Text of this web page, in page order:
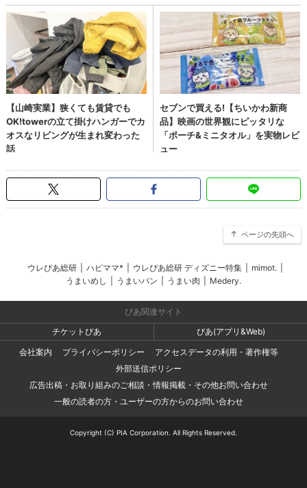
ページの先頭へ
ウレぴあ総研 ハピママ* ウレぴあ総研 ディズニー特集 mimot.
うまいめし
うまいパン うまい肉 Medery.
ぴあ関連サイト
チケットぴあ
ぴあ(アプリ&Web)
会社案内
プライバシーポリシー
アクセスデータの利用・著作権等
外部送信ポリシー
広告出稿・お取り組みのご相談・情報掲載・その他お問い合わせ
一般の読者の方・ユーザーの方からのお問い合わせ
Copyright (C) PIA Corporation. All Rights Reserved.